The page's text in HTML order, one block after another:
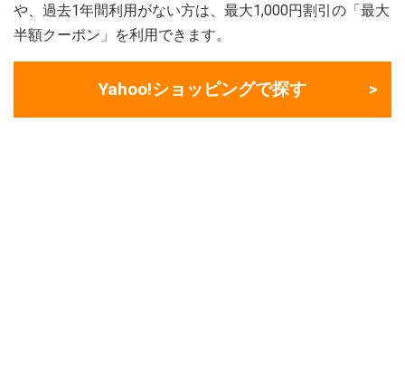
や、過去1年間利用がない方は、最大1,000円割引の「最大
半額クーポン」を利用できます。
Yahoo!ショッピングで探す